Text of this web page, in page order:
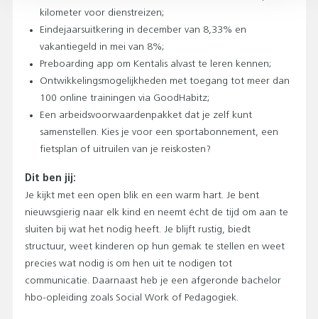
kilometer voor dienstreizen;
Eindejaarsuitkering in december van 8,33% en
vakantiegeld in mei van 8%;
Preboarding app om Kentalis alvast te leren kennen;
Ontwikkelingsmogelijkheden met toegang tot meer dan
100 online trainingen via GoodHabitz;
Een arbeidsvoorwaardenpakket dat je zelf kunt
samenstellen. Kies je voor een sportabonnement, een
fietsplan of uitruilen van je reiskosten?
Dit ben jij:
Je kijkt met een open blik en een warm hart. Je bent
nieuwsgierig naar elk kind en neemt écht de tijd om aan te
sluiten bij wat het nodig heeft. Je blijft rustig, biedt
structuur, weet kinderen op hun gemak te stellen en weet
precies wat nodig is om hen uit te nodigen tot
communicatie. Daarnaast heb je een afgeronde bachelor
hbo-opleiding zoals Social Work of Pedagogiek.